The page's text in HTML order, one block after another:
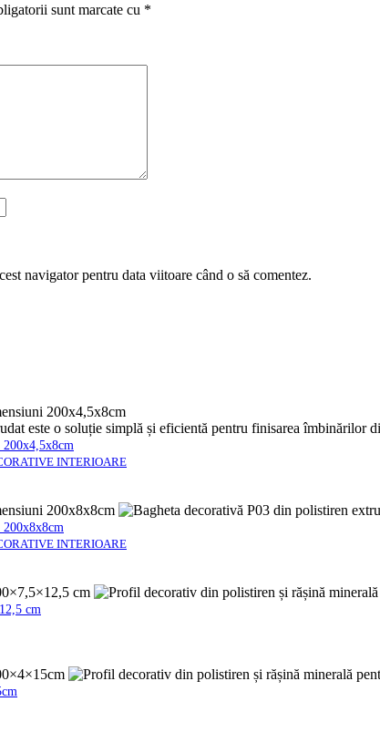
sunt marcate cu *
navigator pentru data viitoare când o să comentez.
INTERIOARE
INTERIOARE
cm